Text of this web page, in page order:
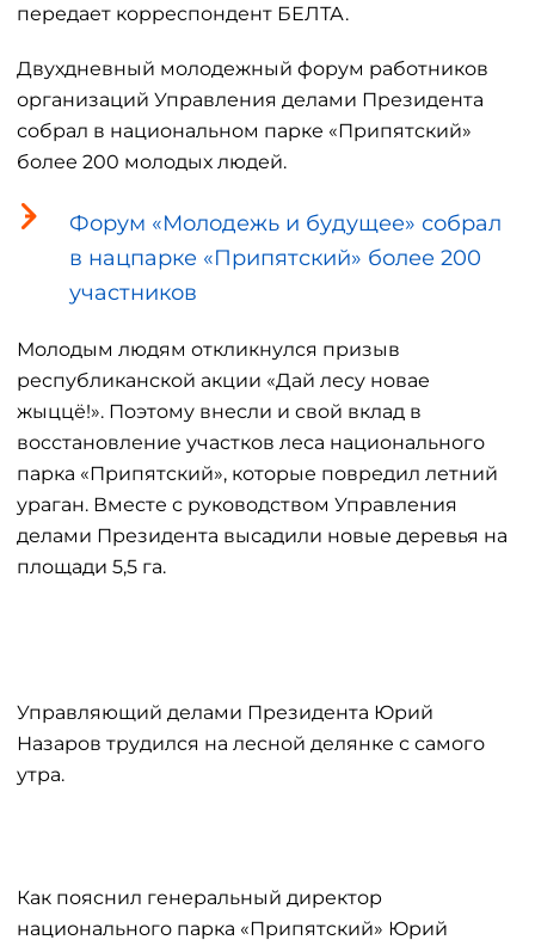
передает корреспондент БЕЛТА.
Двухдневный молодежный форум работников
организаций Управления делами Президента
собрал в национальном парке «Припятский»
более 200 молодых людей.
Форум «Молодежь и будущее» собрал
в нацпарке «Припятский» более 200
участников
Молодым людям откликнулся призыв
республиканской акции «Дай лесу новае
жыццё!». Поэтому внесли и свой вклад в
восстановление участков леса национального
парка «Припятский», которые повредил летний
ураган. Вместе с руководством Управления
делами Президента высадили новые деревья на
площади 5,5 га.
Управляющий делами Президента Юрий
Назаров трудился на лесной делянке с самого
утра.
Как пояснил генеральный директор
национального парка «Припятский» Юрий